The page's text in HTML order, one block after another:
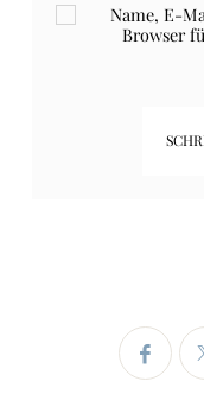
Name, E-
Browser